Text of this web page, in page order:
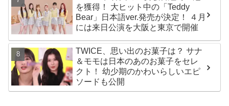
を獲得！ 大ヒット中の「Teddy
Bear」日本語ver.発売が決定！ ４月
には来日公演を大阪と東京で開催
TWICE、思い出のお菓子は？ サナ
＆モモは日本のあのお菓子をセレ
クト！ 幼少期のかわいらしいエピ
ソードも公開